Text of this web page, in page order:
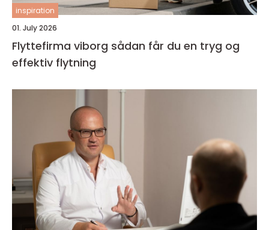
inspiration
01. July 2026
Flyttefirma viborg sådan får du en tryg og
effektiv flytning